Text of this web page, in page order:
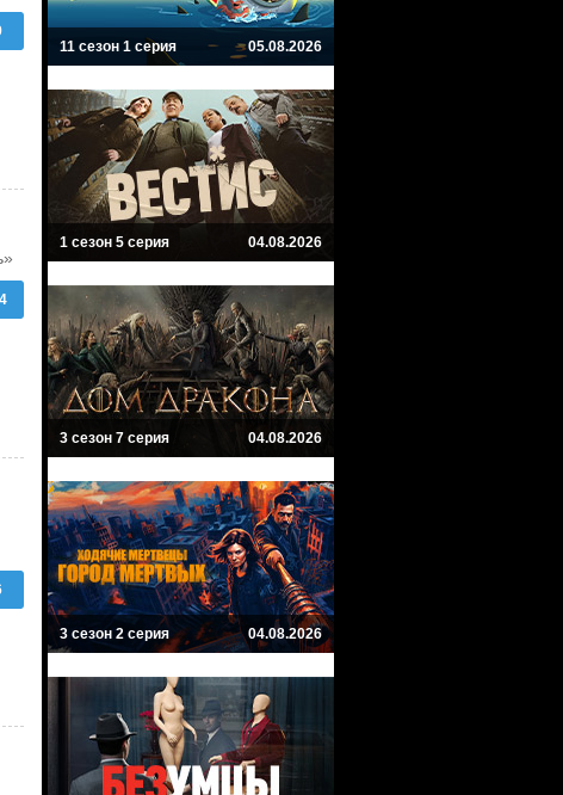
11 сезон 1 серия 05.08.2026
1 сезон 5 серия 04.08.2026
3 сезон 7 серия 04.08.2026
3 сезон 2 серия 04.08.2026